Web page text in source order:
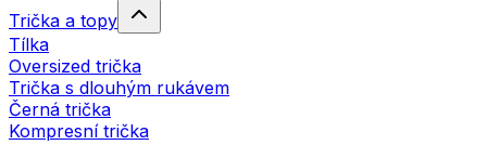
Trička a topy
Tílka
Oversized trička
Trička s dlouhým rukávem
Černá trička
Kompresní trička